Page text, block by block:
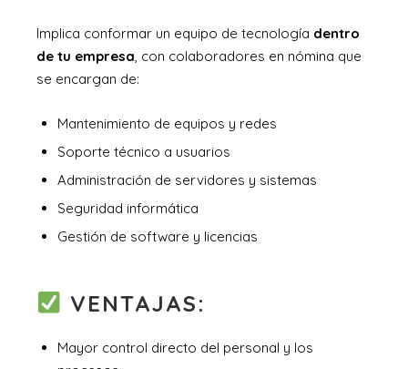
Implica conformar un equipo de tecnología dentro
de tu empresa, con colaboradores en nómina que
se encargan de:
Mantenimiento de equipos y redes
Soporte técnico a usuarios
Administración de servidores y sistemas
Seguridad informática
Gestión de software y licencias
VENTAJAS:
Mayor control directo del personal y los